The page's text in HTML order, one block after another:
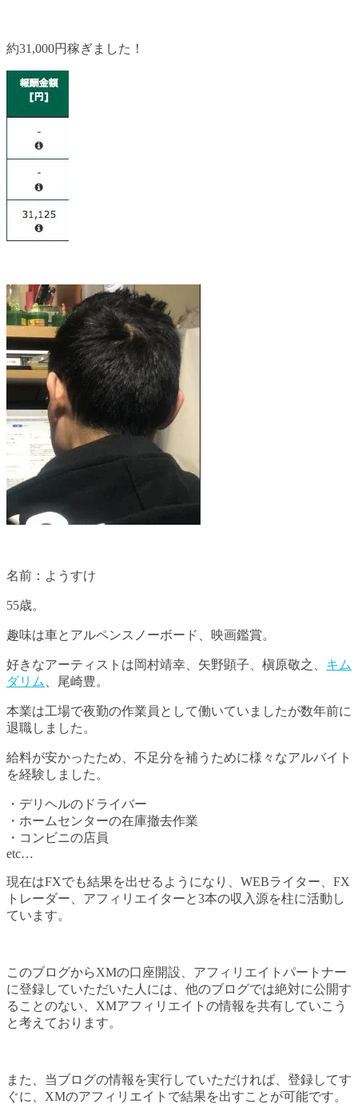
約31,000円稼ぎました！
名前：ようすけ
55歳。
趣味は車とアルペンスノーボード、映画鑑賞。
好きなアーティストは岡村靖幸、矢野顕子、槇原敬之、 キム
ダリム
、尾崎豊。
本業は工場で夜勤の作業員として働いていましたが数年前に
退職しました。
給料が安かったため、不足分を補うために様々なアルバイト
を経験しました。
・デリヘルのドライバー
・ホームセンターの在庫撤去作業
・コンビニの店員
etc…
現在はFXでも結果を出せるようになり、WEBライター、FX
トレーダー、アフィリエイターと3本の収入源を柱に活動し
ています。
このブログからXMの口座開設、アフィリエイトパートナー
に登録していただいた人には、他のブログでは絶対に公開す
ることのない、XMアフィリエイトの情報を共有していこう
と考えております。
また、当ブログの情報を実行していただければ、登録してす
ぐに、XMのアフィリエイトで結果を出すことが可能です。